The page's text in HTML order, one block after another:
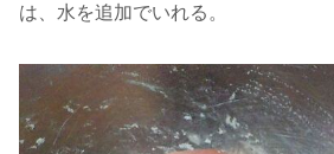
は、水を追加でいれる。